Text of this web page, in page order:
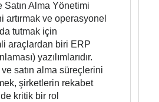
Satın Alma Yönetimi
artırmak ve operasyonel
tutmak için
araçlardan biri ERP
yazılımlarıdır.
satın alma süreçlerini
şirketlerin rekabet
kritik bir rol